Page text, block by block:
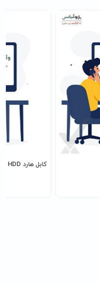
کابل هارد HDD لپ تاپ اچ پی 650G1